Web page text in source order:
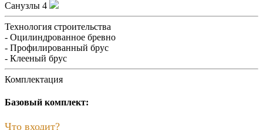
Санузлы 4
Технология строительства
- Оцилиндрованное бревно
- Профилированный брус
- Клееный брус
Комплектация
Базовый комплект:
Что входит?